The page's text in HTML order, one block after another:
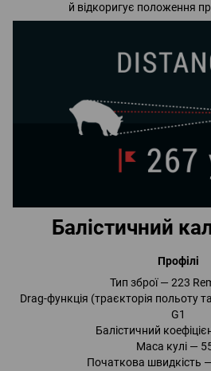
й відкоригує положення
Балістичний
Профілі
Тип зброї — 223
Drag-функція (траєкторія польоту
G1
Балістичний
Маса кулі —
Початкова швидкість